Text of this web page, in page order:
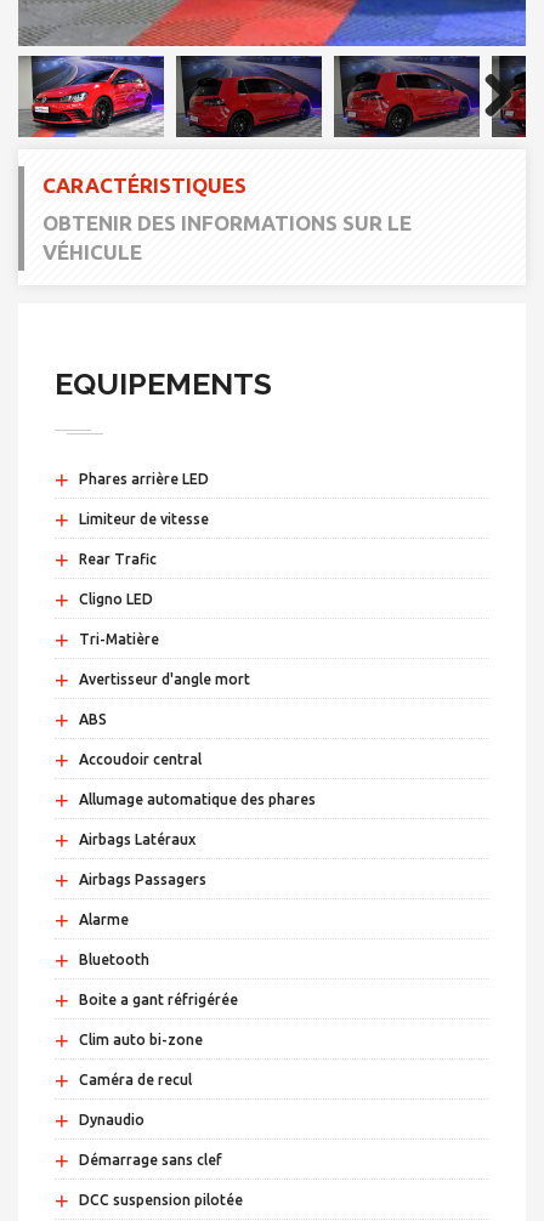
Next
CARACTÉRISTIQUES
OBTENIR DES INFORMATIONS SUR LE
VÉHICULE
EQUIPEMENTS
+ Phares arrière LED
+ Limiteur de vitesse
+ Rear Trafic
+ Cligno LED
+ Tri-Matière
+ Avertisseur d'angle mort
+ ABS
+ Accoudoir central
+ Allumage automatique des phares
+ Airbags Latéraux
+ Airbags Passagers
+ Alarme
+ Bluetooth
+ Boite a gant réfrigérée
+ Clim auto bi-zone
+ Caméra de recul
+ Dynaudio
+ Démarrage sans clef
+ DCC suspension pilotée